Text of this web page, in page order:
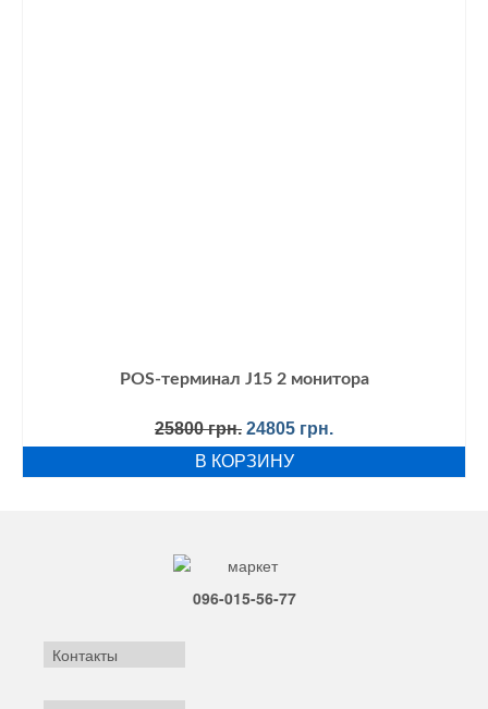
POS-терминал J15 2 монитора
25800грн. Первоначальная
цена
составляла
24805 грн.Текущая
цена:
В КОРЗИНУ
096-015-56-77
Контакты